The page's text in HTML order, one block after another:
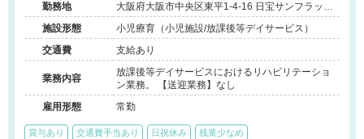
勤務地
大阪府大阪市中央区東平1-4-16 日宝サンフラッツ
上町台1F
施設形態
小児療育（小児施設/放課後等デイサービス）
交通費
支給あり
業務内容
放課後等デイサービスにおけるリハビリテーショ
ン業務。 【送迎業務】なし
雇用形態
常勤
賞与あり 交通費手当あり 日祝休み 残業少なめ